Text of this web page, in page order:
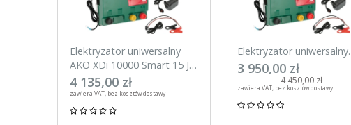
Elektryzator uniwersalny
AKO XDi 10000 Smart 15 J
Aplikacja na telefon
4 135,00 zł
zawiera VAT, bez kosztów dostawy
Elektryzator uniwersalny
AKO XDi 15000 Smart 20 J
Aplikacja na telefon
3 950,00 zł
4 450,00 zł
zawiera VAT, bez kosztów dostawy